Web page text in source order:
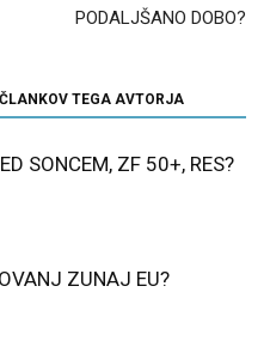
PODALJŠANO DOBO?
TEGA AVTORJA
SONCEM, ZF 50+, RES?
ZUNAJ EU?